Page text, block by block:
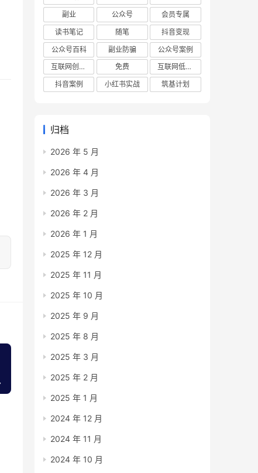
副业
公众号
会员专属
读书笔记
随笔
抖音变现
公众号百科
副业防骗
公众号案例
互联网创业项目
免费
互联网低成本创业项目
抖音案例
小红书实战 筑基计划
归档
2026 年 5 月
2026 年 4 月
2026 年 3 月
2026 年 2 月
2026 年 1 月
2025 年 12 月
2025 年 11 月
2025 年 10 月
2025 年 9 月
2025 年 8 月
2025 年 3 月
2025 年 2 月
2025 年 1 月
2024 年 12 月
2024 年 11 月
2024 年 10 月